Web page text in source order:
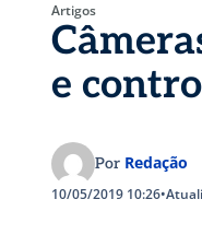
Artigos
e
Por Redação
10/05/2019 10:26•